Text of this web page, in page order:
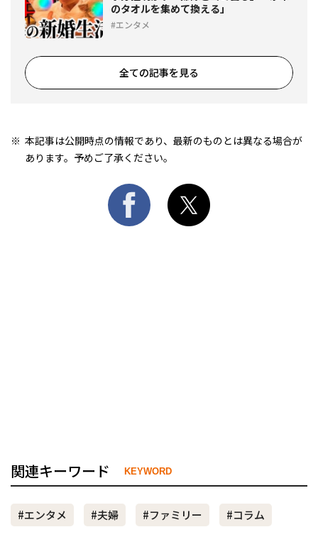
のタオルを集めて換える」
エンタメ
全ての記事を見る
本記事は公開時点の情報であり、最新のものとは異なる場合が
あります。予めご了承ください。
関連キーワード KEYWORD
#エンタメ #夫婦 #ファミリー #コラム